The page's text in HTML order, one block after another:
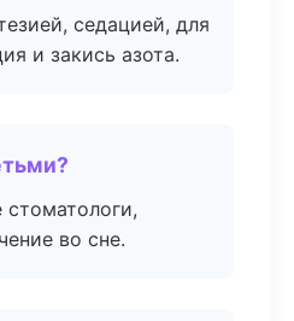
седацией, для
и закись азота.
стоматологи,
во сне.